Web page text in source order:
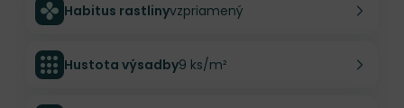
Habitus rastlinyvzpriamený
Hustota výsadby9 ks/m²